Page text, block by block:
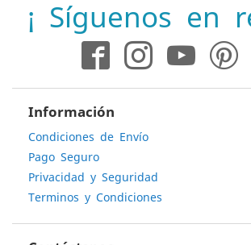
de
noticias:
¡ Síguenos en
Información
Condiciones de Envío
Pago Seguro
Privacidad y Seguridad
Terminos y Condiciones